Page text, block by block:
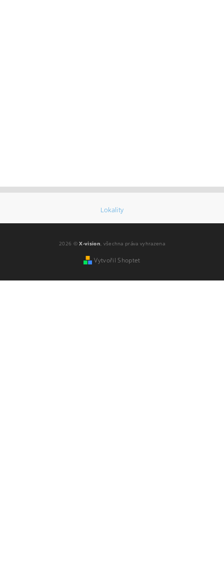
Lokality
2026 ©X-vision, všechna práva vyhrazena
Vytvořil Shoptet